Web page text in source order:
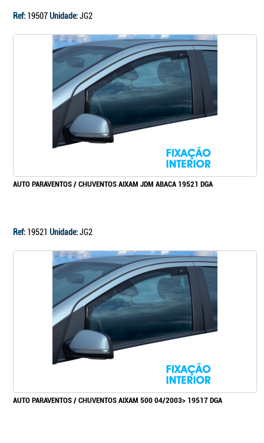
Ref: 19507Unidade:JG2
AUTO PARAVENTOS / CHUVENTOS AIXAM JDM ABACA 19521 DGA
Ref: 19521 Unidade:JG2
AUTO PARAVENTOS / CHUVENTOS AIXAM 500 04/2003> 19517 DGA